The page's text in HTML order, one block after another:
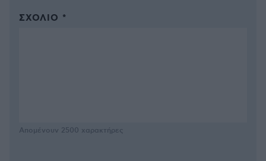
ΣΧΌΛΙΟ *
Απομένουν 2500 χαρακτήρες